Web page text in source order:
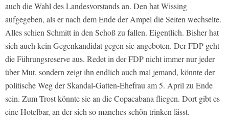
auch die Wahl des Landesvorstands an. Den hat Wissing
aufgegeben, als er nach dem Ende der Ampel die Seiten wechselte.
Alles schien Schmitt in den Schoß zu fallen. Eigentlich. Bisher hat
sich auch kein Gegenkandidat gegen sie angeboten. Der FDP geht
die Führungsreserve aus. Redet in der FDP nicht immer nur jeder
über Mut, sondern zeigt ihn endlich auch mal jemand, könnte der
politische Weg der Skandal-Gatten-Ehefrau am 5. April zu Ende
sein. Zum Trost könnte sie an die Copacabana fliegen. Dort gibt es
eine Hotelbar, an der sich so manches schön trinken lässt.